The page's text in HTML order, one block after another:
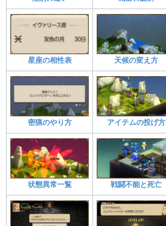
星座の相性表 天候の変え方
密猟のやり方 アイテムの投げ方
状態異常一覧 戦闘不能と死亡